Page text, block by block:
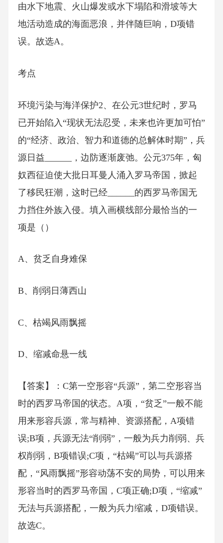
由水下地震、火山爆发或水下塌陷和滑坡等大
地活动造成的海面恶浪，并伴随巨响，D项错
误。故选A。
考点
环境污染与海洋保护2、在公元3世纪时，罗马
已开始陷入“现状无法忍受，未来也许更加可怕”
的“经济、政治、智力和道德的总解体时期”，兵
源日益______，边防逐渐废弛。公元375年，匈
奴西征迫使大批日耳曼人涌入罗马帝国，掀起
了移民狂潮，这时已经______的西罗马帝国无
力挡住外族入侵。填入画横线部分最恰当的一
项是（）
A、贫乏自身难保
B、削弱日薄西山
C、枯竭风雨飘摇
D、缩减命悬一线
【答案】：C第一空形容“兵源”，第二空形容当
时的西罗马帝国的状态。A项，“贫乏”一般不能
用来形容兵源，常与精神、资源搭配，A项错
误;B项，兵源无法“削弱”，一般为兵力削弱、兵
权削弱，B项错误;C项，“枯竭”可以与兵源搭
配，“风雨飘摇”形容动荡不安的局势，可以用来
形容当时的西罗马帝国，C项正确;D项，“缩减”
无法与兵源搭配，一般为兵力缩减，D项错误。
故选C。